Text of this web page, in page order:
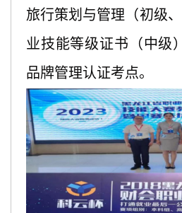
旅行策划与管理（初级
业技能等级证书（中级
品牌管理认证考点。